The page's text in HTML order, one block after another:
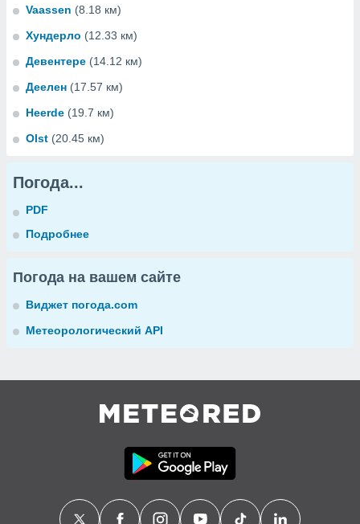
Vaassen (8.18 км)
Хундерло (12.33 км)
Девентере (14.12 км)
Деелен (17.57 км)
Heerde (19.7 км)
Olst (20.45 км)
Погода...
PDF
Подробнее
Погода на вашем сайте
Виджет погода.com
Метеорологический API